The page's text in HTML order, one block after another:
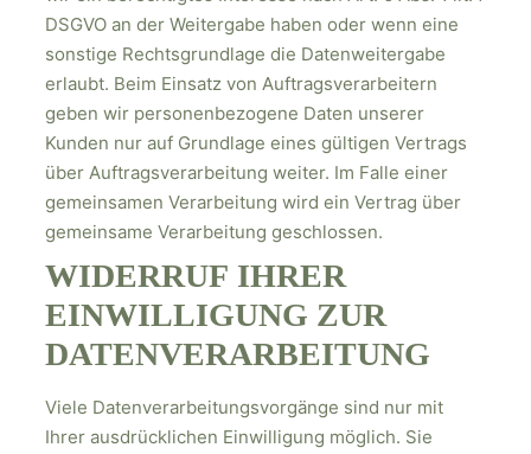
DSGVO an der Weitergabe haben oder wenn eine
sonstige Rechtsgrundlage die Datenweitergabe
erlaubt. Beim Einsatz von Auftragsverarbeitern
geben wir personenbezogene Daten unserer
Kunden nur auf Grundlage eines gültigen Vertrags
über Auftragsverarbeitung weiter. Im Falle einer
gemeinsamen Verarbeitung wird ein Vertrag über
gemeinsame Verarbeitung geschlossen.
WIDERRUF IHRER
EINWILLIGUNG ZUR
DATENVERARBEITUNG
Viele Datenverarbeitungsvorgänge sind nur mit
Ihrer ausdrücklichen Einwilligung möglich. Sie